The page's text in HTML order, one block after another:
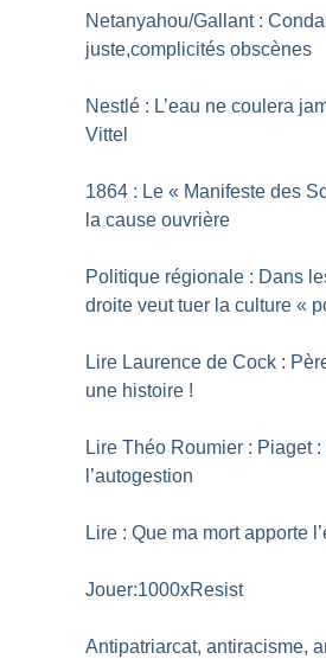
Netanyahou/Gallant :
juste,complicités obscènes
Nestlé : L’eau ne coulera
Vittel
1864 : Le « Manifeste des
la cause ouvrière
Politique régionale : Dans
droite veut tuer la culture «
Lire Laurence de Cock :
une histoire !
Lire Théo Roumier : Piaget
l’autogestion
Lire : Que ma mort apporte
Jouer:1000xResist
Antipatriarcat, antiracisme,